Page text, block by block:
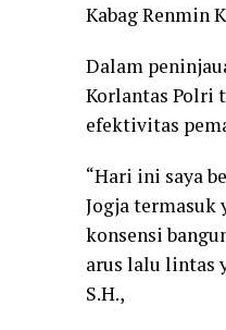
Kabag Renmin
Dalam
Korlantas Polri
efektivitas
“Hari ini saya
Jogja termasuk
konsensi
arus lalu lintas
S.H.,